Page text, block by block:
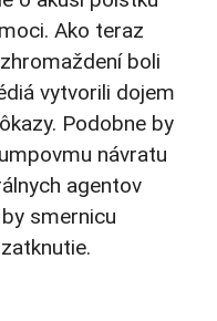
Ako teraz
boli
vytvorili dojem
Podobne by
návratu
agentov
smernicu